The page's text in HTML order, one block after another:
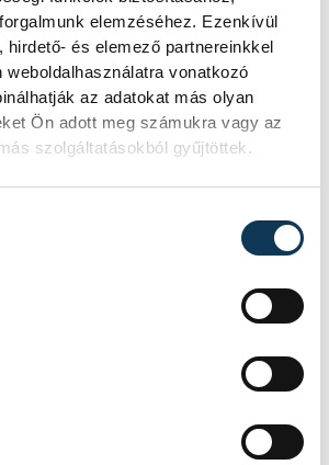
elemzéséhez. Ezenkívül
hirdető- és elemező partnereinkkel
weboldalhasználatra vonatkozó
az adatokat más olyan
Ön adott meg számukra vagy az
szolgáltatásokból gyűjtöttek.
ifjúsági
lett a
válogatott
ifjúsági kézilabda-
re kikapott Izlandtól a
lett a